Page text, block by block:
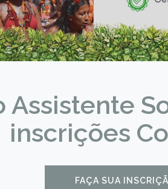
inscrições
FAÇA SUA